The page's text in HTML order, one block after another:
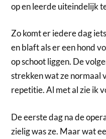
op en leerde uiteindelijk
Zo komt er iedere dag
en blaft als er een hond
op schoot liggen. De
strekken wat ze normaal
repetitie. Al met al zie ik
De eerste dag na de
zielig was ze. Maar wat